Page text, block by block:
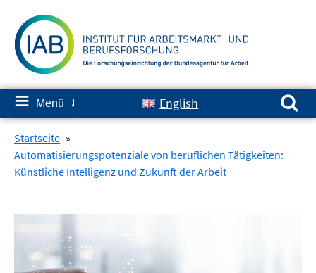
zum
Inhalt
≡ Menü ✘ English
Suchen nach:
Startseite »
Automatisierungspotenziale von beruflichen Tätigkeiten:
Künstliche Intelligenz und Zukunft der Arbeit